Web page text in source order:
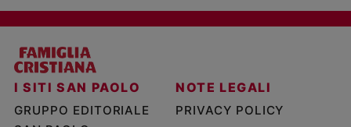
I SITI SAN PAOLO
GRUPPO EDITORIALE
NOTE LEGALI
PRIVACY POLICY